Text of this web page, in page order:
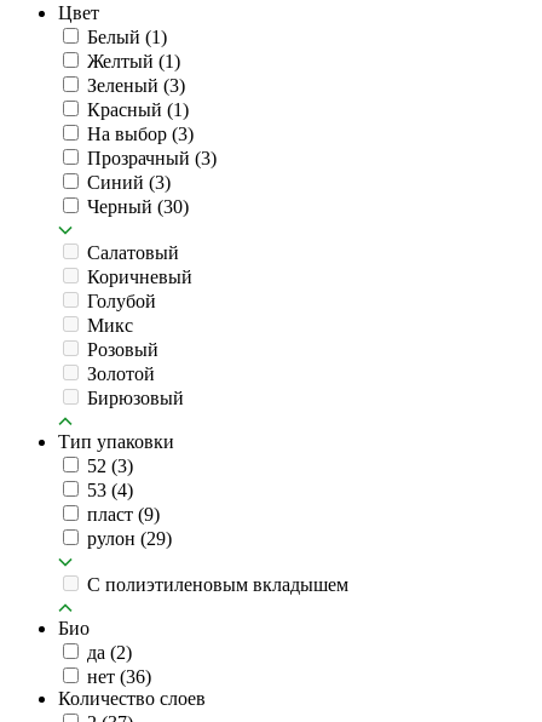
Цвет
Белый (1)
Желтый (1)
Зеленый (3)
Красный (1)
На выбор (3)
Прозрачный (3)
Синий (3)
Черный (30)
Салатовый
Коричневый
Голубой
Микс
Розовый
Золотой
Бирюзовый
Тип упаковки
52 (3)
53 (4)
пласт (9)
рулон (29)
C полиэтиленовым вкладышем
Био
да (2)
нет (36)
Количество слоев